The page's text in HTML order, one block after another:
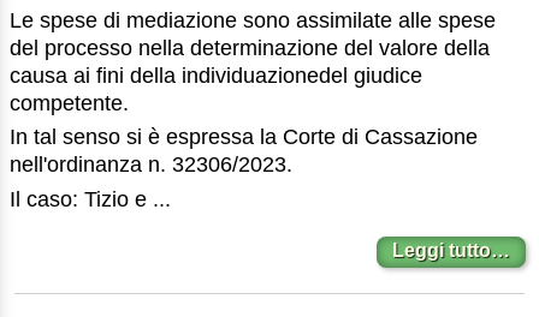
Le spese di mediazione sono assimilate alle spese
del processo nella determinazione del valore della
causa ai fini della individuazionedel giudice
competente.
In tal senso si è espressa la Corte di Cassazione
nell'ordinanza n. 32306/2023.
Il caso: Tizio e ...
Leggi tutto…